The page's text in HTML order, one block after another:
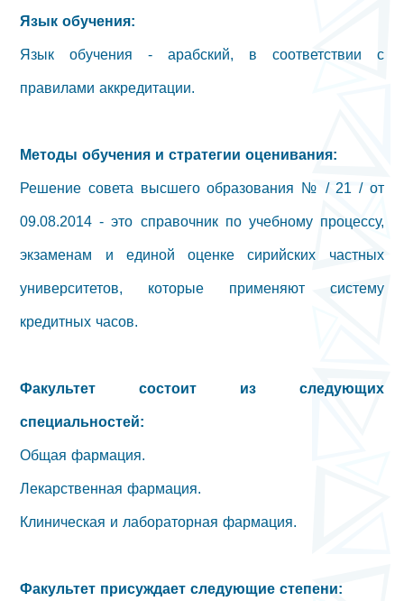
Язык обучения:
Язык обучения - арабский, в соответствии с
правилами аккредитации.
Методы обучения и стратегии оценивания:
Решение совета высшего образования № / 21 / от
09.08.2014 - это справочник по учебному процессу,
экзаменам и единой оценке сирийских частных
университетов, которые применяют систему
кредитных часов.
Факультет состоит из следующих
специальностей:
Общая фармация.
Лекарственная фармация.
Клиническая и лабораторная фармация.
Факультет присуждает следующие степени: